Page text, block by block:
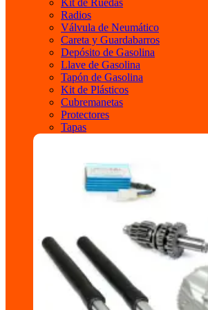
Kit de Ruedas
Radios
Válvula de Neumático
Careta y Guardabarros
Depósito de Gasolina
Llave de Gasolina
Tapón de Gasolina
Kit de Plásticos
Cubremanetas
Protectores
Tapas